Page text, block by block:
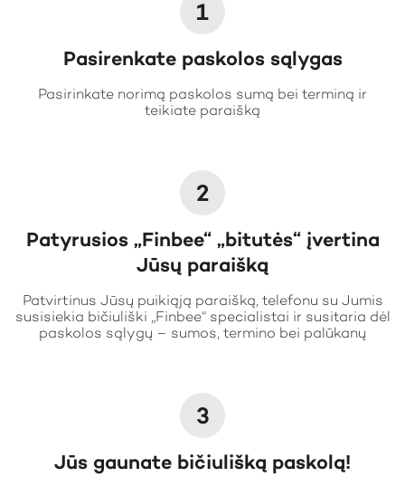
1
Pasirenkate paskolos sąlygas
Pasirinkate norimą paskolos sumą bei terminą ir
teikiate paraišką
2
Patyrusios „Finbee“ „bitutės“ įvertina
Jūsų paraišką
Patvirtinus Jūsų puikiąją paraišką, telefonu su Jumis
susisiekia bičiuliški „Finbee“ specialistai ir susitaria dėl
paskolos sąlygų – sumos, termino bei palūkanų
3
Jūs gaunate bičiulišką paskolą!